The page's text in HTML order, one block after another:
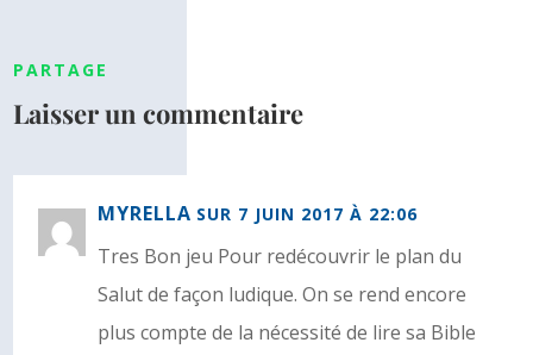
PARTAGE
Laisser un commentaire
MYRELLA SUR 7 JUIN 2017 À 22:06
Tres Bon jeu Pour redécouvrir le plan du
Salut de façon ludique. On se rend encore
plus compte de la nécessité de lire sa Bible